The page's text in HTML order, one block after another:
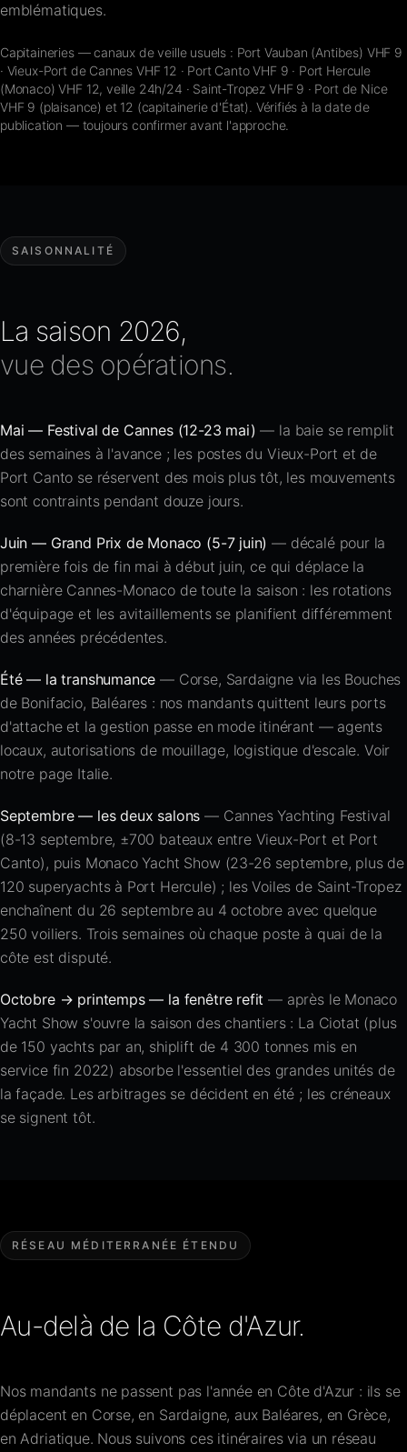
emblématiques.
Capitaineries — canaux de veille usuels : Port Vauban (Antibes) VHF 9
· Vieux-Port de Cannes VHF 12 · Port Canto VHF 9 · Port Hercule
(Monaco) VHF 12, veille 24h/24 · Saint-Tropez VHF 9 · Port de Nice
VHF 9 (plaisance) et 12 (capitainerie d'État). Vérifiés à la date de
publication — toujours confirmer avant l'approche.
SAISONNALITÉ
La saison 2026,
vue des opérations.
Mai — Festival de Cannes (12-23 mai) — la baie se remplit
des semaines à l'avance ; les postes du Vieux-Port et de
Port Canto se réservent des mois plus tôt, les mouvements
sont contraints pendant douze jours.
Juin — Grand Prix de Monaco (5-7 juin) — décalé pour la
première fois de fin mai à début juin, ce qui déplace la
charnière Cannes-Monaco de toute la saison : les rotations
d'équipage et les avitaillements se planifient différemment
des années précédentes.
Été — la transhumance — Corse, Sardaigne via les Bouches
de Bonifacio, Baléares : nos mandants quittent leurs ports
d'attache et la gestion passe en mode itinérant — agents
locaux, autorisations de mouillage, logistique d'escale. Voir
notre page Italie.
Septembre — les deux salons — Cannes Yachting Festival
(8-13 septembre, ±700 bateaux entre Vieux-Port et Port
Canto), puis Monaco Yacht Show (23-26 septembre, plus de
120 superyachts à Port Hercule) ; les Voiles de Saint-Tropez
enchaînent du 26 septembre au 4 octobre avec quelque
250 voiliers. Trois semaines où chaque poste à quai de la
côte est disputé.
Octobre → printemps — la fenêtre refit — après le Monaco
Yacht Show s'ouvre la saison des chantiers : La Ciotat (plus
de 150 yachts par an, shiplift de 4 300 tonnes mis en
service fin 2022) absorbe l'essentiel des grandes unités de
la façade. Les arbitrages se décident en été ; les créneaux
se signent tôt.
RÉSEAU MÉDITERRANÉE ÉTENDU
Au-delà de la Côte d'Azur.
Nos mandants ne passent pas l'année en Côte d'Azur : ils se
déplacent en Corse, en Sardaigne, aux Baléares, en Grèce,
en Adriatique. Nous suivons ces itinéraires via un réseau